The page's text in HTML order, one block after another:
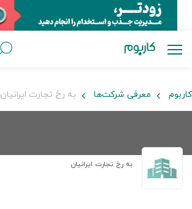
کاربوم معرفی شرکت‌ها به رخ تجارت ایرانیان
به رخ تجارت ایرانیان